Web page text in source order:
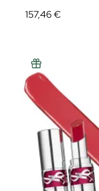
157,46 €